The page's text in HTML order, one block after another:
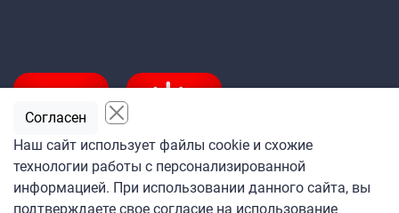
Подпишитесь
на ежедневную рассылку
Наш сайт использует файлы cookie и схожие
технологии работы с персонализированной
информацией. При использовании данного сайта, вы
подтверждаете свое согласие на использование
Согласен